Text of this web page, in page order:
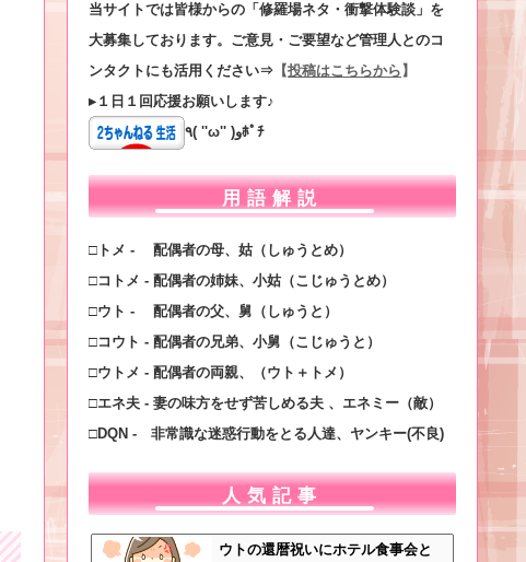
当サイトでは皆様からの「修羅場ネタ・衝撃体験談」を
大募集しております。ご意見・ご要望など管理人とのコ
ンタクトにも活用ください⇒ 【投稿はこちらから 】
▸１日１回応援お願いします♪
٩( ''ω'' )وﾎﾟﾁ
用語解説
□トメ - 配偶者の母、姑（しゅうとめ）
□コトメ - 配偶者の姉妹、小姑（こじゅうとめ）
□ウト - 配偶者の父、舅（しゅうと）
□コウト - 配偶者の兄弟、小舅（こじゅうと）
□ウトメ - 配偶者の両親、（ウト＋トメ）
□エネ夫 - 妻の味方をせず苦しめる夫 、エネミー（敵）
□DQN - 非常識な迷惑行動をとる人達、ヤンキー(不良)
人気記事
ウトの還暦祝いにホテル食事会と